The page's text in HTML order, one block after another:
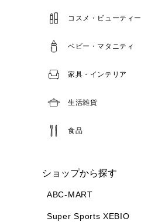
コスメ・ビューティー
ベビー・マタニティ
家具・インテリア
生活雑貨
食品
ショップから探す
ABC-MART
Super Sports XEBIO